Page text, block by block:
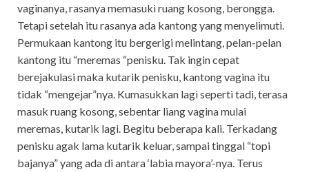
vaginanya, rasanya memasuki ruang kosong, berongga.
Tetapi setelah itu rasanya ada kantong yang menyelimuti.
Permukaan kantong itu bergerigi melintang, pelan-pelan
kantong itu “meremas “penisku. Tak ingin cepat
berejakulasi maka kutarik penisku, kantong vagina itu
tidak “mengejar”nya. Kumasukkan lagi seperti tadi, terasa
masuk ruang kosong, sebentar liang vagina mulai
meremas, kutarik lagi. Begitu beberapa kali. Terkadang
penisku agak lama kutarik keluar, sampai tinggal “topi
bajanya” yang ada di antara ‘labia mayora’-nya. Terus